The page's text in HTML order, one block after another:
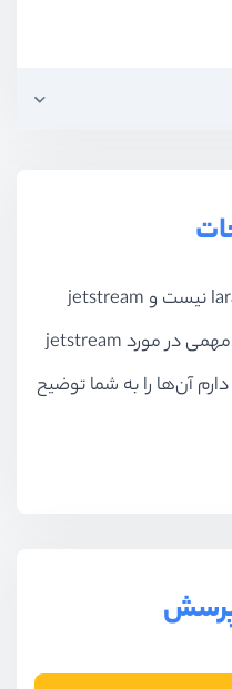
در لاراول 8 دیگر خبری از laravel/ui نیست و jetstream
جایگزین آن شده است، اما نکات مهمی در مورد jetstream
آن‌ها را به شما توضیح
پرسش